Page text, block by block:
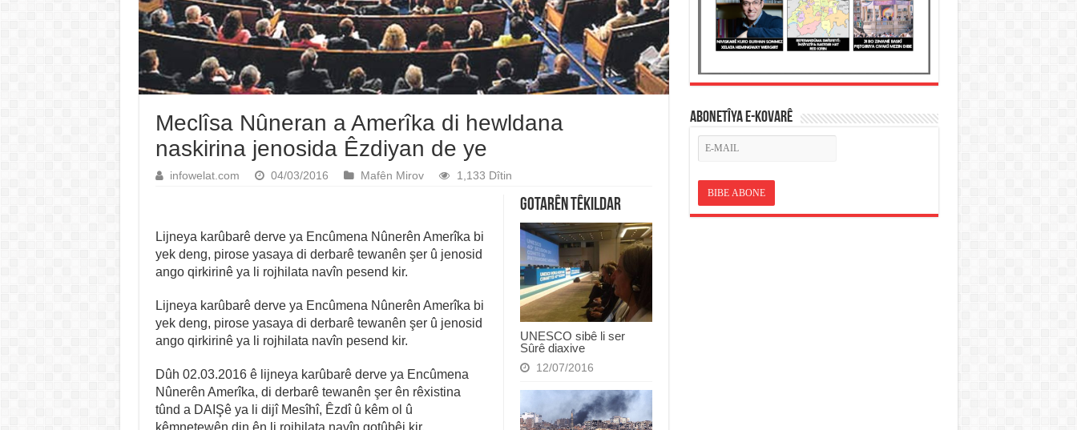
Meclîsa Nûneran a Amerîka di hewldana
naskirina jenosida Êzdiyan de ye
infowelat.com 04/03/2016 Mafên Mirov 1,133 Dîtin
Gotarên Têkildar
UNESCO sibê li ser
Sûrê diaxive
12/07/2016
Lijneya karûbarê derve ya Encûmena Nûnerên Amerîka bi
yek deng, pirose yasaya di derbarê tewanên şer û jenosid
ango qirkirinê ya li rojhilata navîn pesend kir.
Lijneya karûbarê derve ya Encûmena Nûnerên Amerîka bi
yek deng, pirose yasaya di derbarê tewanên şer û jenosid
ango qirkirinê ya li rojhilata navîn pesend kir.
Dûh 02.03.2016 ê lijneya karûbarê derve ya Encûmena
Nûnerên Amerîka, di derbarê tewanên şer ên rêxistina
tûnd a DAIŞê ya li dijî Mesîhî, Êzdî û kêm ol û
ABONETÎYA E-KOVARÊ